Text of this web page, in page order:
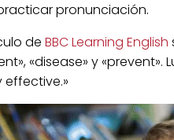
pronunciación.
de BBC Learning English
«disease» y
effective.»